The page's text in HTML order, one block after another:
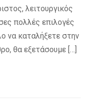
λειτουργικός
πολλές επιλογές
να καταλήξετε στην
θα εξετάσουμε […]